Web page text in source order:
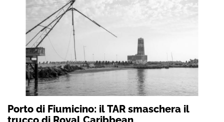
Porto di Fiumicino: il TAR smaschera il